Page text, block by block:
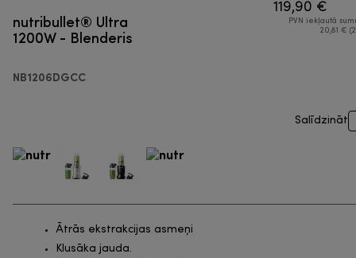
nutribullet® Ultra
1200W - Blenderis
NB1206DGCC
119,90 €
PVN iekļautā
20,81 €
Salīdzināt
Ātrās ekstrakcijas asmeņi
Klusāka jauda.